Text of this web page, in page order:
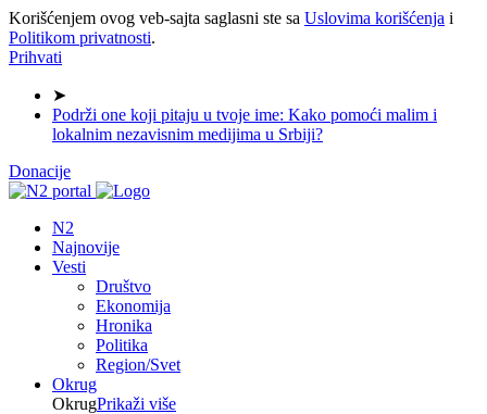
Korišćenjem ovog veb-sajta saglasni ste sa Uslovima korišćenja i
Politikom privatnosti.
Prihvati
➤
Podrži one koji pitaju u tvoje ime: Kako pomoći malim i
lokalnim nezavisnim medijima u Srbiji?
Donacije
N2
Najnovije
Vesti
Društvo
Ekonomija
Hronika
Politika
Region/Svet
Okrug
OkrugPrikaži više